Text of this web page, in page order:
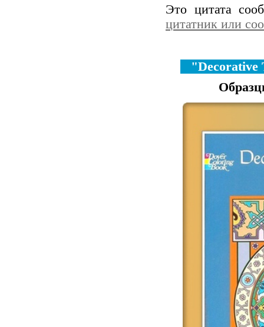
Это цитата
цитатник или
"Decorative